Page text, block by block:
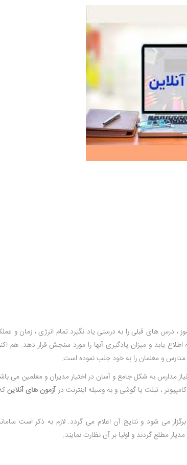
، درس های قبلی را به درستی یاد نگیرد تمام انرژی ، زمان و
یابد و میزان یادگیری آنها را مورد سنجش قرار دهد. هم
و معلمان را به خود جلب نموده است.
مدارس به شکل جامع و آسان در اختیار مدیران و معلمین می
، تبلت یا گوشی و به وسیله اینترنت در آزمون های آنلاین
برگزار می شود و نتایج آن اعلام می گردد. لازم به ذکر است
مطلع گردند و اولیا بر آن نظارت نمایند.